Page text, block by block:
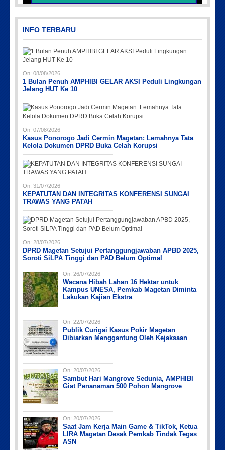
IMG_20230730_152959
Picsart_23-04-10_00-36-15-097
Picsart_23-04-12_11-55-35-604
PicsArt_03-12-12.53.38
IMG-20191006-WA0043
INFO TERBARU
On: 08/08/2026
1 Bulan Penuh AMPHIBI GELAR AKSI Peduli Lingkungan
Jelang HUT Ke 10
On: 07/08/2026
Kasus Ponorogo Jadi Cermin Magetan: Lemahnya Tata
Kelola Dokumen DPRD Buka Celah Korupsi
On: 31/07/2026
KEPATUTAN DAN INTEGRITAS KONFERENSI SUNGAI
TRAWAS YANG PATAH
On: 28/07/2026
DPRD Magetan Setujui Pertanggungjawaban APBD 2025,
Soroti SiLPA Tinggi dan PAD Belum Optimal
On: 26/07/2026
Wacana Hibah Lahan 16 Hektar untuk
Kampus UNESA, Pemkab Magetan Diminta
Lakukan Kajian Ekstra
On: 22/07/2026
Publik Curigai Kasus Pokir Magetan
Dibiarkan Menggantung Oleh Kejaksaan
On: 20/07/2026
Sambut Hari Mangrove Sedunia, AMPHIBI
Giat Penanaman 500 Pohon Mangrove
On: 20/07/2026
Saat Jam Kerja Main Game & TikTok, Ketua
LIRA Magetan Desak Pemkab Tindak Tegas
ASN